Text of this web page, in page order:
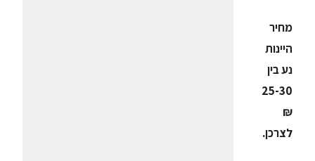
מחיר
היינות
נע בין
25-30
₪
לצרכן.